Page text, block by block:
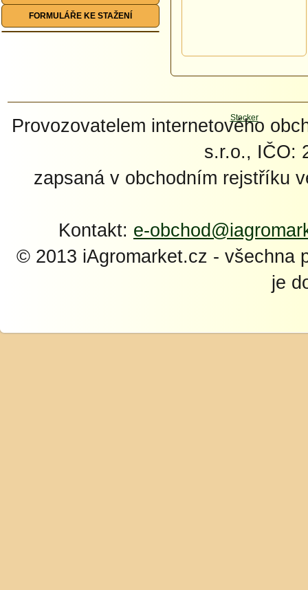
FORMULÁŘE KE STAŽENÍ
Provozovatelem internetového
s.r.o., IČO:
zapsaná v obchodním rejstříku
Kontakt: e-
© 2013 iAgromarket.cz - všechna
je